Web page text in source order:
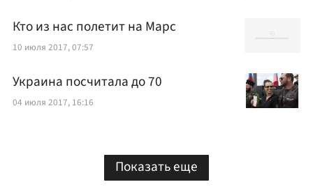
Кто из нас полетит на Марс
10 июля 2017, 07:57
Украина посчитала до 70
04 июля 2017, 16:16
Показать еще